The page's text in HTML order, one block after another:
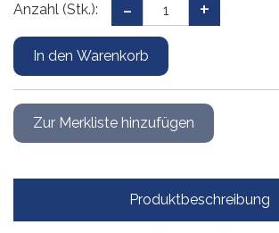
Anzahl (Stk.):
Produktbeschreibung